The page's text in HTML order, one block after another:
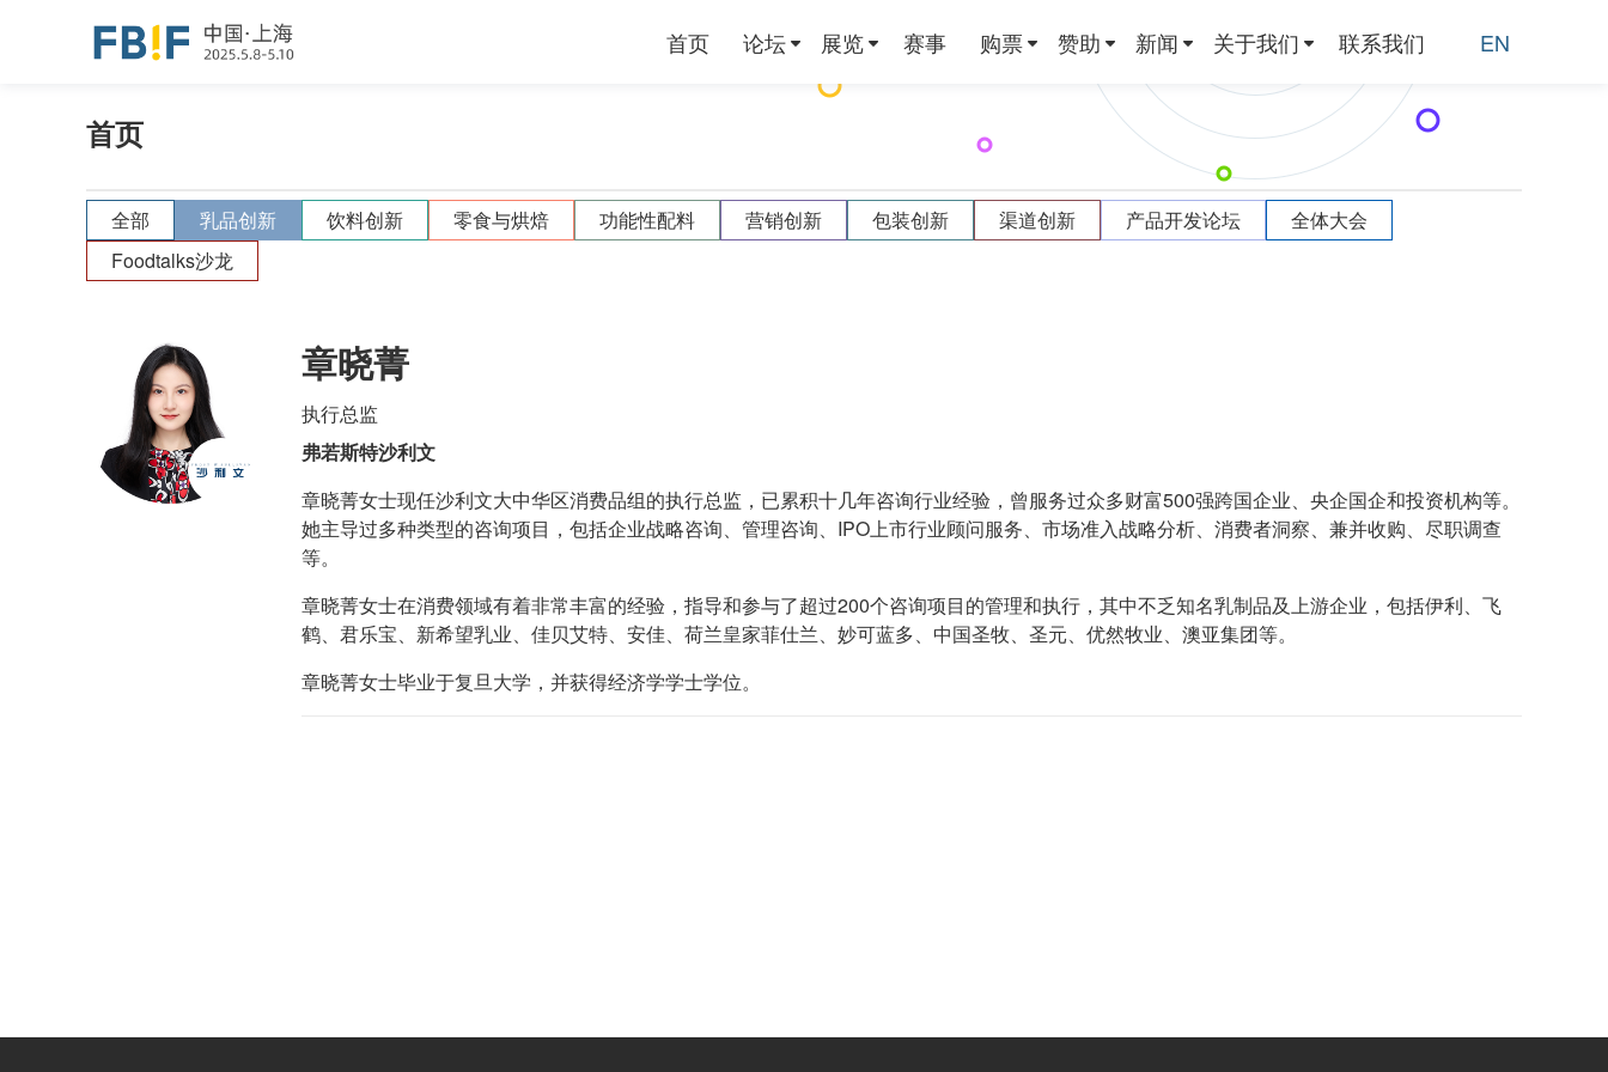
首页 论坛 展览 赛事 购票 赞助 新闻 关于我们 联系我们 EN
首页
全部 乳品创新 饮料创新 零食与烘焙 功能性配料 营销创新 包装创新 渠道创新 产品开发论坛
全体大会
Foodtalks沙龙
章晓菁
执行总监
弗若斯特沙利文
章晓菁女士现任沙利文大中华区消费品组的执行总监，已累积十几年咨询行业经验，曾服务过众多财富500强跨国企业、央企国企和投资机构等。
她主导过多种类型的咨询项目，包括企业战略咨询、管理咨询、IPO上市行业顾问服务、市场准入战略分析、消费者洞察、兼并收购、尽职调查
等。
章晓菁女士在消费领域有着非常丰富的经验，指导和参与了超过200个咨询项目的管理和执行，其中不乏知名乳制品及上游企业，包括伊利、飞
鹤、君乐宝、新希望乳业、佳贝艾特、安佳、荷兰皇家菲仕兰、妙可蓝多、中国圣牧、圣元、优然牧业、澳亚集团等。
章晓菁女士毕业于复旦大学，并获得经济学学士学位。